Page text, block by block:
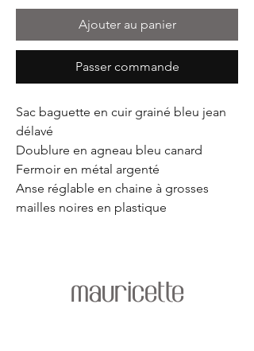
Ajouter au panier
Passer commande
Sac baguette en cuir grainé bleu jean
délavé
Doublure en agneau bleu canard
Fermoir en métal argenté
Anse réglable en chaine à grosses
mailles noires en plastique
mauricette